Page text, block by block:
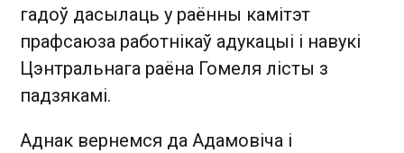
гадоў дасылаць у раённы камітэт
прафсаюза работнікаў адукацыі і навукі
Цэнтральнага раёна Гомеля лісты з
падзякамі.
Аднак вернемся да Адамовіча і